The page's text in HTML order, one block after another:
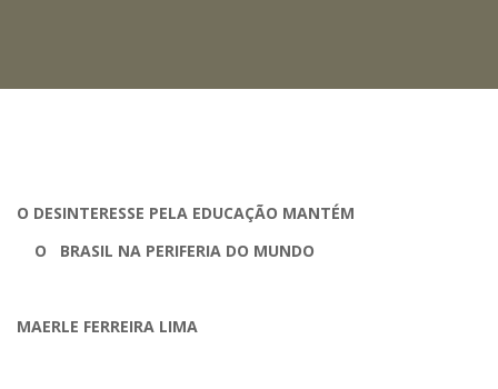
O DESINTERESSE PELA EDUCAÇÃO MANTÉM
O BRASIL NA PERIFERIA DO MUNDO
MAERLE FERREIRA LIMA